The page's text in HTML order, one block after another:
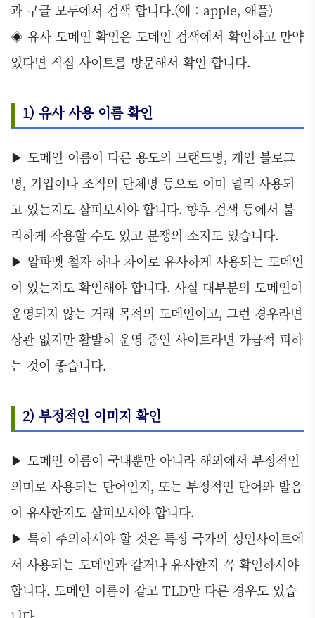
과 구글 모두에서 검색 합니다.(예 : apple, 애플)
◈ 유사 도메인 확인은 도메인 검색에서 확인하고 만약
있다면 직접 사이트를 방문해서 확인 합니다.
1) 유사 사용 이름 확인
▶ 도메인 이름이 다른 용도의 브랜드명, 개인 블로그
명, 기업이나 조직의 단체명 등으로 이미 널리 사용되
고 있는지도 살펴보셔야 합니다. 향후 검색 등에서 불
리하게 작용할 수도 있고 분쟁의 소지도 있습니다.
▶ 알파벳 철자 하나 차이로 유사하게 사용되는 도메인
이 있는지도 확인해야 합니다. 사실 대부분의 도메인이
운영되지 않는 거래 목적의 도메인이고, 그런 경우라면
상관 없지만 활발히 운영 중인 사이트라면 가급적 피하
는 것이 좋습니다.
2) 부정적인 이미지 확인
▶ 도메인 이름이 국내뿐만 아니라 해외에서 부정적인
의미로 사용되는 단어인지, 또는 부정적인 단어와 발음
이 유사한지도 살펴보셔야 합니다.
▶ 특히 주의하셔야 할 것은 특정 국가의 성인사이트에
서 사용되는 도메인과 같거나 유사한지 꼭 확인하셔야
합니다. 도메인 이름이 같고 TLD만 다른 경우도 있습